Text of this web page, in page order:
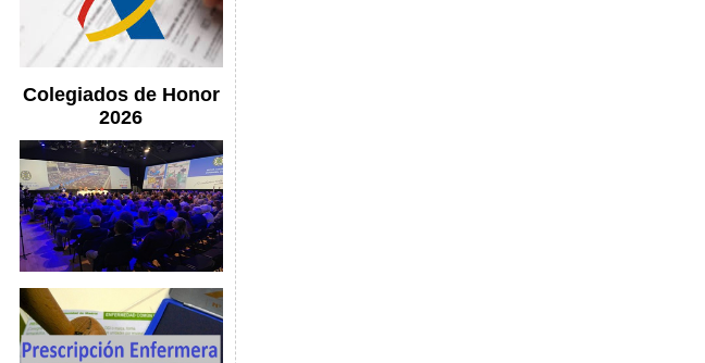
Colegiados de Honor
2026